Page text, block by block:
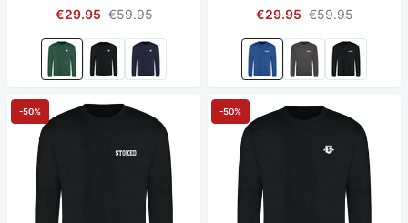
€29.95 €59.95
€29.95 €59.95
-50% -50%